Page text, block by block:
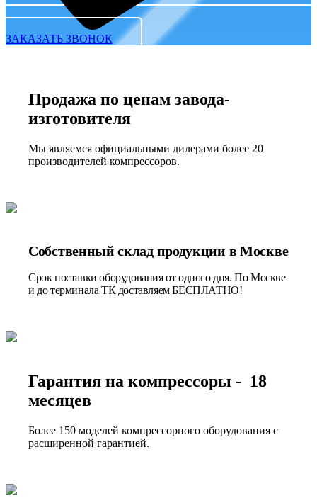
ЗАКАЗАТЬ ЗВОНОК
Продажа по ценам завода-
изготовителя
Мы являемся официальными дилерами более 20
производителей компрессоров.
Собственный склад продукции в Москве
Срок поставки оборудования от одного дня. По Москве
и до терминала ТК доставляем БЕСПЛАТНО!
Гарантия на компрессоры - 18
месяцев
Более 150 моделей компрессорного оборудования с
расширенной гарантией.